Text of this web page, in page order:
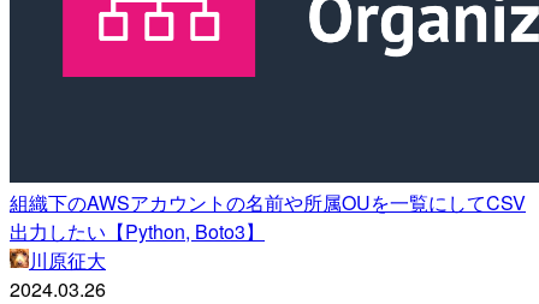
組織下のAWSアカウントの名前や所属OUを一覧にしてCSV
出力したい【Python, Boto3】
川原征大
2024.03.26